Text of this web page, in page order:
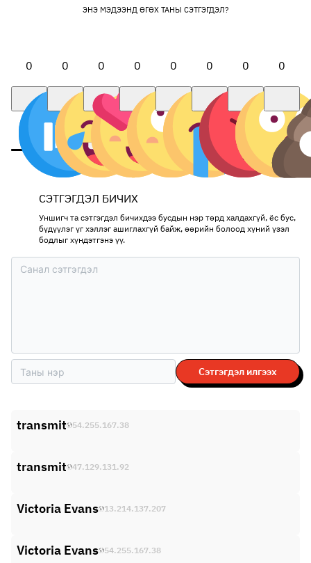
ЭНЭ МЭДЭЭНД ӨГӨХ ТАНЫ СЭТГЭГДЭЛ?
0 0 0 0 0 0 0 0
СЭТГЭГДЭЛ БИЧИХ
Уншигч та сэтгэгдэл бичихдээ бусдын нэр төрд халдахгүй, ёс бус,
бүдүүлэг үг хэллэг ашиглахгүй байж, өөрийн болоод хүний үзэл
бодлыг хүндэтгэнэ үү.
Сэтгэгдэл илгээх
transmit 54.255.167.38
transmit 47.129.131.92
Victoria Evans 13.214.137.207
Victoria Evans 54.255.167.38